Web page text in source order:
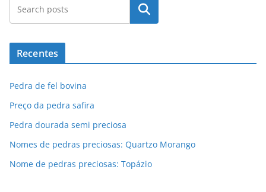
Pesquisar
Recentes
Pedra de fel bovina
Preço da pedra safira
Pedra dourada semi preciosa
Nomes de pedras preciosas: Quartzo Morango
Nome de pedras preciosas: Topázio